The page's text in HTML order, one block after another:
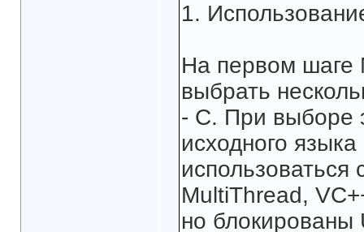
1.
На первом шаге
выбрать
- C. При выборе
исходного языка
MultiThread,
но блокированы